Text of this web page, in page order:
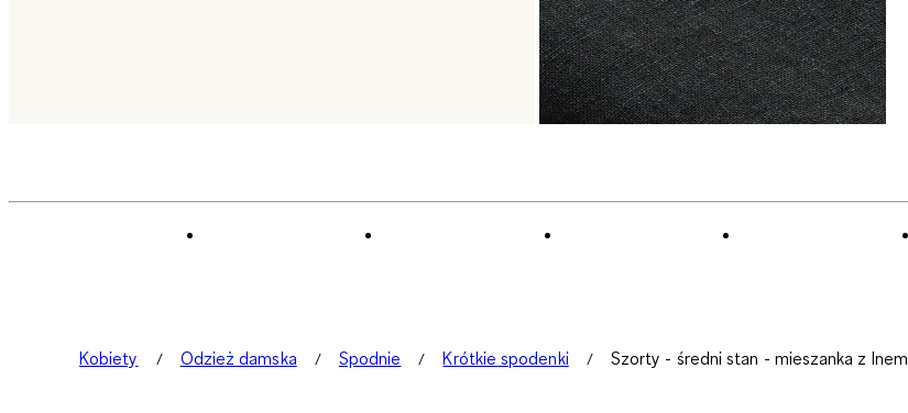
Kobiety Odzież damska Spodnie Krótkie spodenki Szorty - średni stan - mieszanka z lnem